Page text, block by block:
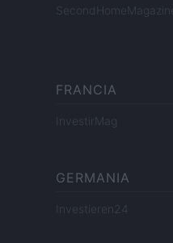
SecondHomeMagazine
FRANCIA
InvestirMag
GERMANIA
Investieren24